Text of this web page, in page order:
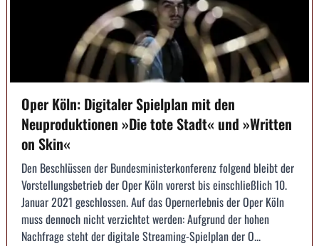
Oper Köln: Digitaler Spielplan mit den
Neuproduktionen »Die tote Stadt« und »Written
on Skin«
Den Beschlüssen der Bundesministerkonferenz folgend bleibt der
Vorstellungsbetrieb der Oper Köln vorerst bis einschließlich 10.
Januar 2021 geschlossen. Auf das Opernerlebnis der Oper Köln
muss dennoch nicht verzichtet werden: Aufgrund der hohen
Nachfrage steht der digitale Streaming-Spielplan der O...